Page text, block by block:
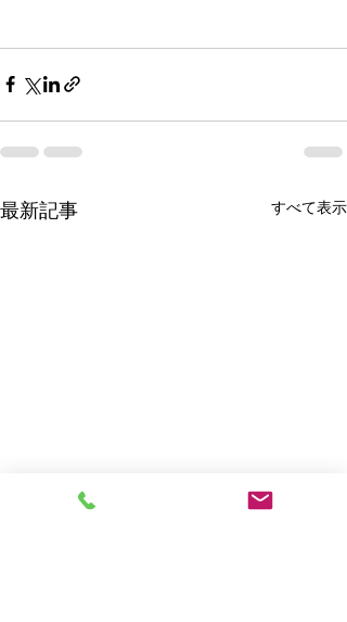
最新記事 すべて表示